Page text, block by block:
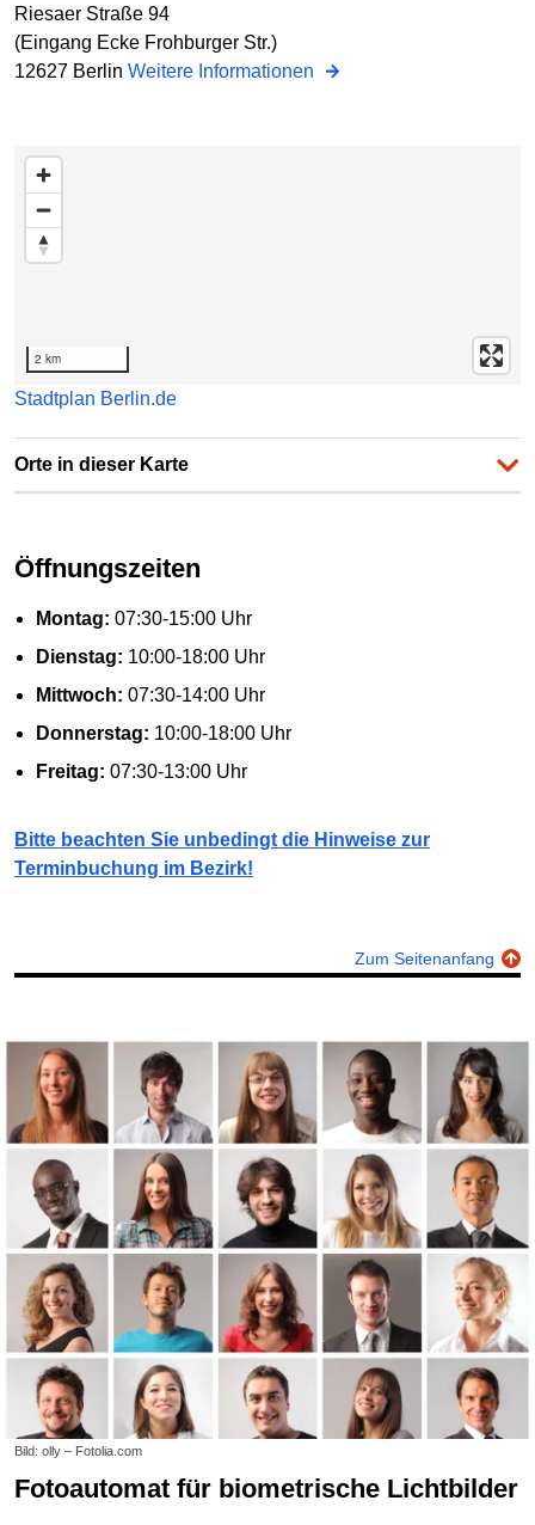
Riesaer Straße 94
(Eingang Ecke Frohburger Str.)
12627 Berlin Weitere Informationen
zur Liste mit den enthaltenen Adressen unter der Karte
springen
2 km
Stadtplan Berlin.de
Orte in dieser Karte
Öffnungszeiten
Montag: 07:30-15:00 Uhr
Dienstag: 10:00-18:00 Uhr
Mittwoch: 07:30-14:00 Uhr
Donnerstag: 10:00-18:00 Uhr
Freitag: 07:30-13:00 Uhr
Bitte beachten Sie unbedingt die Hinweise zur
Terminbuchung im Bezirk!
Zum Seitenanfang
Bild: olly – Fotolia.com
Fotoautomat für biometrische Lichtbilder